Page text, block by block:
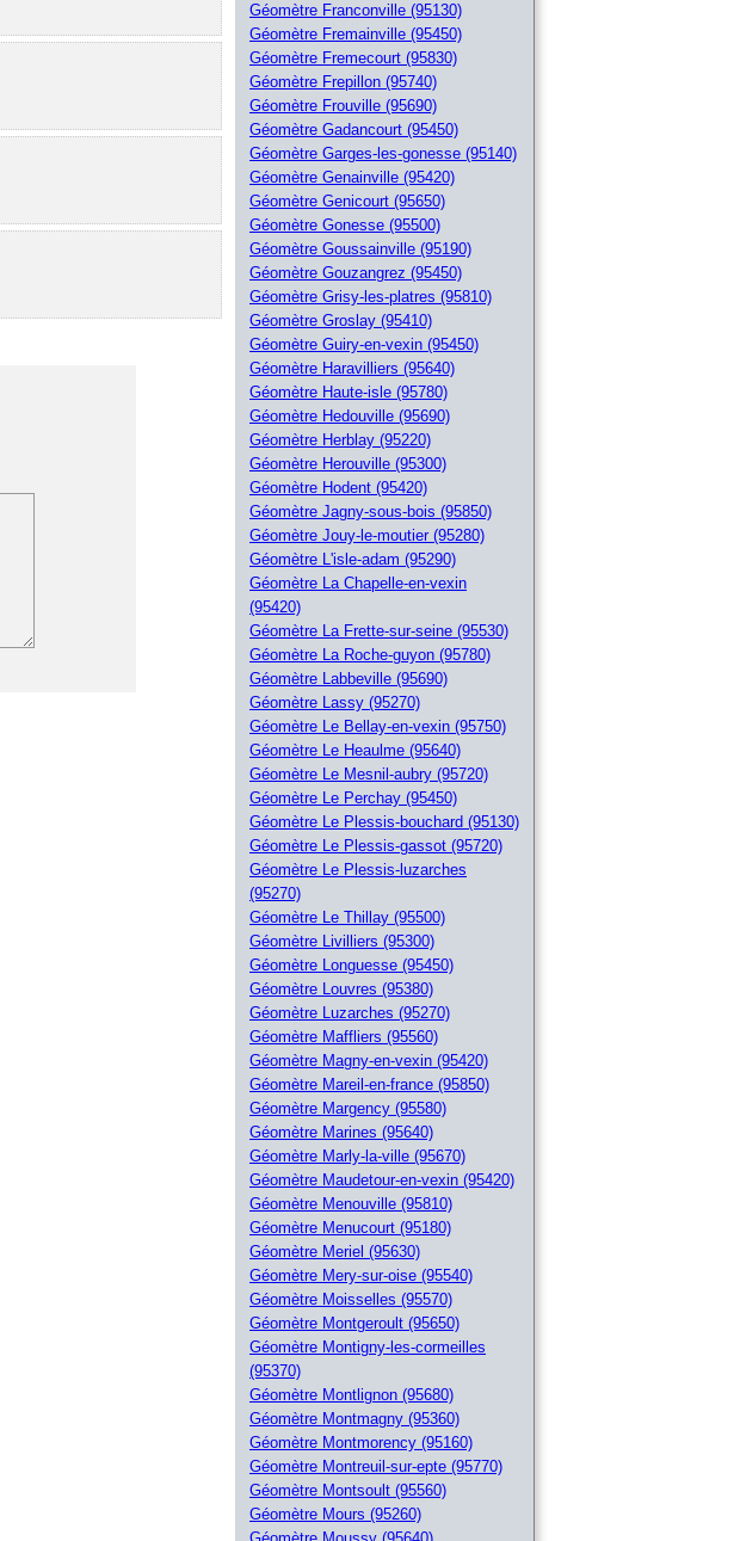
Géomètre Franconville (95130)
Géomètre Fremainville (95450)
Géomètre Fremecourt (95830)
Géomètre Frepillon (95740)
Géomètre Frouville (95690)
Géomètre Gadancourt (95450)
Géomètre Garges-les-gonesse (95140)
Géomètre Genainville (95420)
Géomètre Genicourt (95650)
Géomètre Gonesse (95500)
Géomètre Goussainville (95190)
Géomètre Gouzangrez (95450)
Géomètre Grisy-les-platres (95810)
Géomètre Groslay (95410)
Géomètre Guiry-en-vexin (95450)
Géomètre Haravilliers (95640)
Géomètre Haute-isle (95780)
Géomètre Hedouville (95690)
Géomètre Herblay (95220)
Géomètre Herouville (95300)
Géomètre Hodent (95420)
Géomètre Jagny-sous-bois (95850)
Géomètre Jouy-le-moutier (95280)
Géomètre L'isle-adam (95290)
Géomètre La Chapelle-en-vexin
(95420)
Géomètre La Frette-sur-seine (95530)
Géomètre La Roche-guyon (95780)
Géomètre Labbeville (95690)
Géomètre Lassy (95270)
Géomètre Le Bellay-en-vexin (95750)
Géomètre Le Heaulme (95640)
Géomètre Le Mesnil-aubry (95720)
Géomètre Le Perchay (95450)
Géomètre Le Plessis-bouchard (95130)
Géomètre Le Plessis-gassot (95720)
Géomètre Le Plessis-luzarches
(95270)
Géomètre Le Thillay (95500)
Géomètre Livilliers (95300)
Géomètre Longuesse (95450)
Géomètre Louvres (95380)
Géomètre Luzarches (95270)
Géomètre Maffliers (95560)
Géomètre Magny-en-vexin (95420)
Géomètre Mareil-en-france (95850)
Géomètre Margency (95580)
Géomètre Marines (95640)
Géomètre Marly-la-ville (95670)
Géomètre Maudetour-en-vexin (95420)
Géomètre Menouville (95810)
Géomètre Menucourt (95180)
Géomètre Meriel (95630)
Géomètre Mery-sur-oise (95540)
Géomètre Moisselles (95570)
Géomètre Montgeroult (95650)
Géomètre Montigny-les-cormeilles
(95370)
Géomètre Montlignon (95680)
Géomètre Montmagny (95360)
Géomètre Montmorency (95160)
Géomètre Montreuil-sur-epte (95770)
Géomètre Montsoult (95560)
Géomètre Mours (95260)